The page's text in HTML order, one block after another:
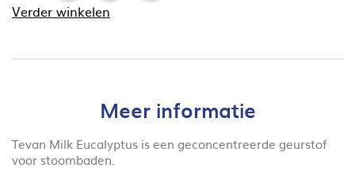
Verder winkelen
Meer informatie
Tevan Milk Eucalyptus is een geconcentreerde geurstof
voor stoombaden.